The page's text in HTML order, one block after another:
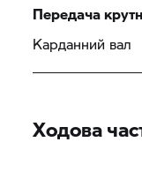
Передача
Карданний вал
Ходова